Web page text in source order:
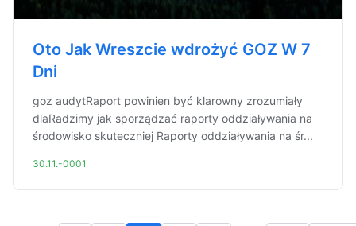
Oto Jak Wreszcie wdrożyć GOZ W 7
Dni
goz audytRaport powinien być klarowny zrozumiały
dlaRadzimy jak sporządzać raporty oddziaływania na
środowisko skuteczniej Raporty oddziaływania na śr...
30.11.-0001